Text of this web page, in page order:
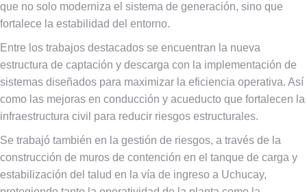
que no solo moderniza el sistema de generación, sino que
fortalece la estabilidad del entorno.
Entre los trabajos destacados se encuentran la nueva
estructura de captación y descarga con la implementación de
sistemas diseñados para maximizar la eficiencia operativa. Así
como las mejoras en conducción y acueducto que fortalecen la
infraestructura civil para reducir riesgos estructurales.
Se trabajó también en la gestión de riesgos, a través de la
construcción de muros de contención en el tanque de carga y
estabilización del talud en la vía de ingreso a Uchucay,